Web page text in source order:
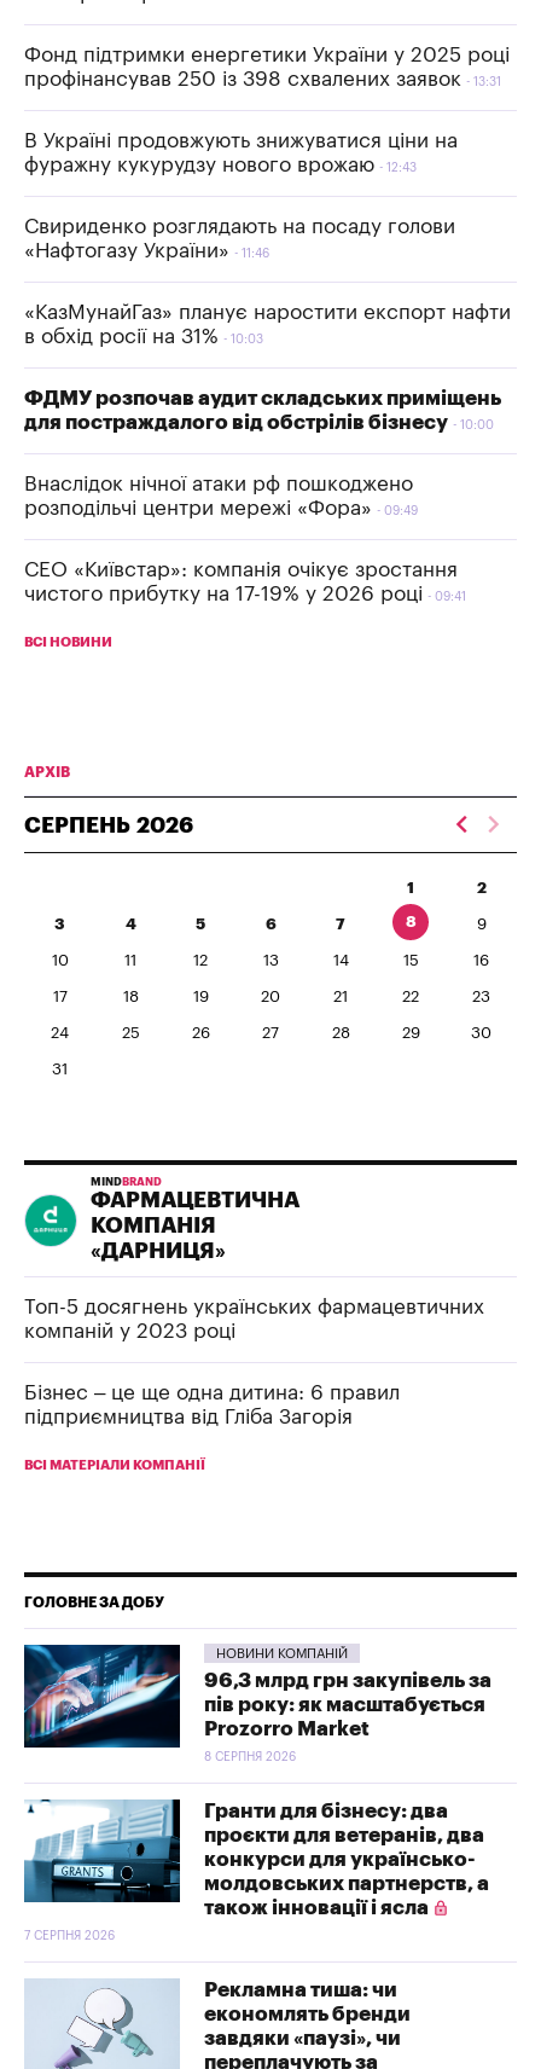
Фонд підтримки енергетики України у 2025 році
профінансував 250 із 398 схвалених заявок
13:31
В Україні продовжують знижуватися ціни на
фуражну кукурудзу нового врожаю
12:43
Свириденко розглядають на посаду голови
«Нафтогазу України»
11:46
«КазМунайГаз» планує наростити експорт нафти
в обхід росії на 31%
10:03
ФДМУ розпочав аудит складських приміщень
для постраждалого від обстрілів бізнесу
10:00
Внаслідок нічної атаки рф пошкоджено
розподільчі центри мережі «Фора»
09:49
СЕО «Київстар»: компанія очікує зростання
чистого прибутку на 17-19% у 2026 році
09:41
ВСІ НОВИНИ
АРХІВ
СЕРПЕНЬ 2026
1 2
3 4 5 6 7 8 9
10 11 12 13 14 15 16
17 18 19 20 21 22 23
24 25 26 27 28 29 30
31
MIND BRAND
ФАРМАЦЕВТИЧНА
КОМПАНІЯ
«ДАРНИЦЯ»
Топ-5 досягнень українських фармацевтичних
компаній у 2023 році
Бізнес – це ще одна дитина: 6 правил
підприємництва від Гліба Загорія
ВСІ МАТЕРІАЛИ КОМПАНІЇ
ГОЛОВНЕ ЗА ДОБУ
НОВИНИ КОМПАНІЙ
96,3 млрд грн закупівель за
пів року: як масштабується
Prozorro Market
8 СЕРПНЯ 2026
Гранти для бізнесу: два
проєкти для ветеранів, два
конкурси для українсько-
молдовських партнерств, а
також інновації і ясла
7 СЕРПНЯ 2026
Рекламна тиша: чи
економлять бренди
завдяки «паузі», чи
переплачують за